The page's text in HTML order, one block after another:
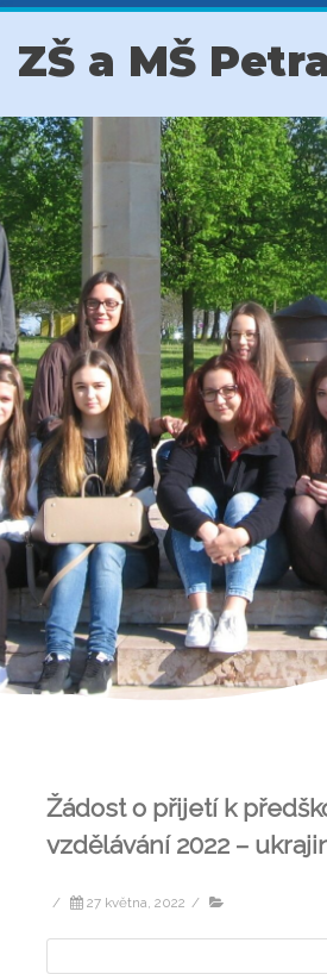
ZŠ a MŠ
Žádost o přijetí k
vzdělávání 2022 –
/ 27 května, 2022 /